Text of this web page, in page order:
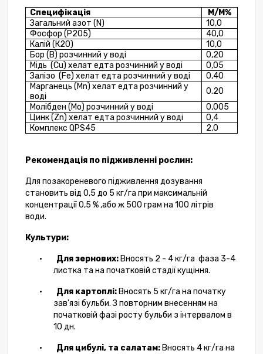
Специфікація
М/М%
Загальний азот (N)
10,0
Фосфор (Р2О5)
40,0
Калій (К2О)
10,0
Бор (В) розчинний у воді
0,20
Мідь (Cu)хелат едта розчинний у воді
0,05
Залізо (Fe)хелат едта розчинний у воді
0,40
Марганець (Mn)хелат едта розчинний у
воді
0.20
Молібден (Mo)розчинний у воді
0,005
Цинк (Zn)хелат едта розчинний у воді
0,4
КомплексQPS45 2,0
Рекомендація по підживленні рослин:
Для позакореневого підживлення дозування
становить від 0,5 до 5 кг/га при максимальній
концентрації 0,5 % ,або ж 500 грам на 100 літрів
води.
Культури:
• Для зернових: Вносять 2 - 4 кг/га фаза 3-4
листка та на початковій стадії кущіння.
• Для картоплі: Вносять 5 кг/га на початку
зав'язі бульби. З повторним внесенням на
початковій фазі росту бульби з інтервалом в
10 дн.
• Для цибулі, та салатам: Вносять 4 кг/га на